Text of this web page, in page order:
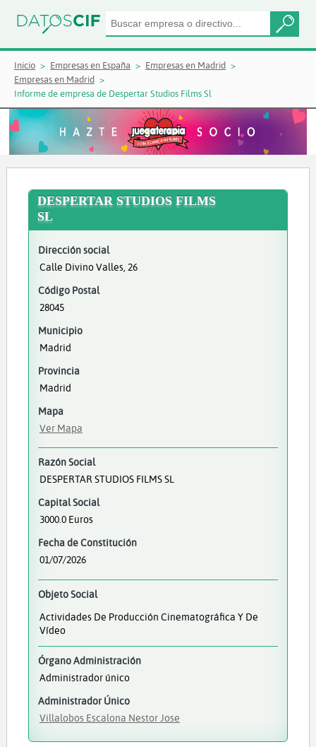
Inicio Empresas en España
Empresas en Madrid
Empresas en Madrid
Informe de empresa de Despertar Studios Films Sl
DESPERTAR STUDIOS FILMS
SL
Dirección social
Calle Divino Valles, 26
Código Postal
28045
Municipio
Madrid
Provincia
Madrid
Mapa
Ver Mapa
Razón Social
DESPERTAR STUDIOS FILMS SL
Capital Social
3000.0 Euros
Fecha de Constitución
01/07/2026
Objeto Social
Actividades De Producción Cinematográfica Y De
Vídeo
Órgano Administración
Administrador único
Administrador Único
Villalobos Escalona Nestor Jose